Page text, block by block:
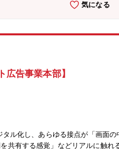
どまらず新たにDX事業にも参入
気になる
告事業本部】
ル化し、あらゆる接点が「画面
共有する感覚」などリアルに触